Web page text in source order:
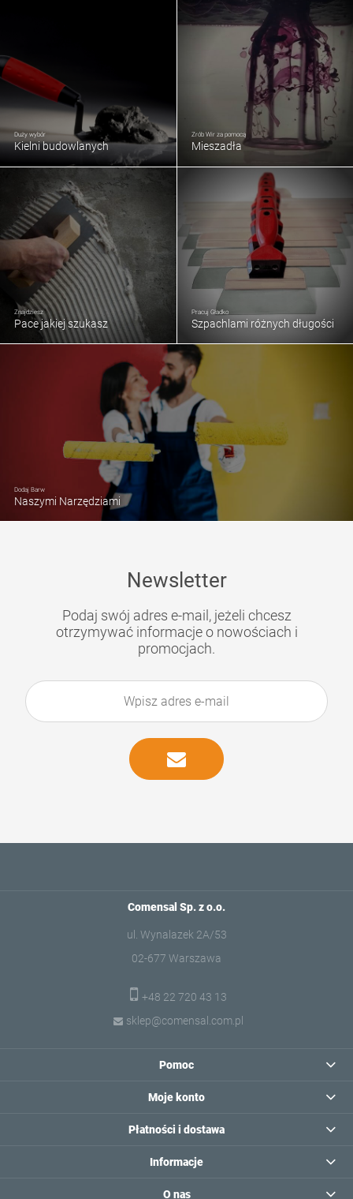
Duży wybór
Kielni budowlanych
Zrób Wir za pomocą
Mieszadła
Dodaj Barw
Naszymi Narzędziami
Znajdziesz
Pace jakiej szukasz
Pracuj Gładko
Szpachlami różnych długości
Newsletter
Podaj swój adres e-mail, jeżeli chcesz
otrzymywać informacje o nowościach i
promocjach.
Comensal Sp. z o.o.
ul. Wynalazek 2A/53
02-677 Warszawa
+48 22 720 43 13
sklep@comensal.com.pl
Pomoc
Moje konto
Płatności i dostawa
Informacje
O nas